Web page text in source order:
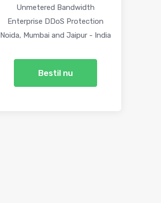
Unmetered Bandwidth
Enterprise DDoS Protection
Noida, Mumbai and Jaipur - India
Bestil nu